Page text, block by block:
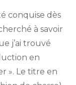
conquise dès
à savoir
j’ai trouvé
en
». Le titre en